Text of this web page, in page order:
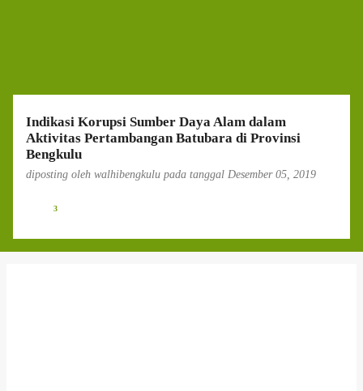
Indikasi Korupsi Sumber Daya Alam dalam
Aktivitas Pertambangan Batubara di Provinsi
Bengkulu
diposting oleh walhibengkulu pada tanggal Desember 05, 2019
3